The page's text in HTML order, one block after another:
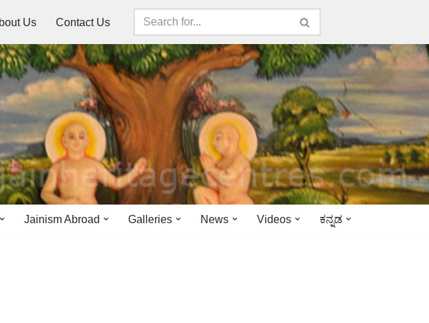
Us Contact Us
Jainism Abroad Galleries News Videos ಕನ್ನಡ